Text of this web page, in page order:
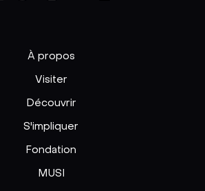
À propos
Visiter
Découvrir
S'impliquer
Fondation
MUSI